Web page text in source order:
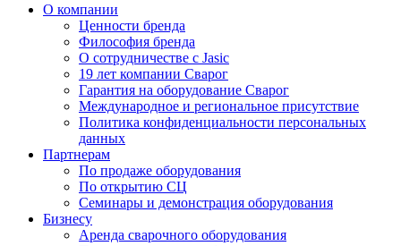
О компании
Ценности бренда
Философия бренда
О сотрудничестве с Jasic
19 лет компании Сварог
Гарантия на оборудование Сварог
Международное и региональное присутствие
Политика конфиденциальности персональных
данных
Партнерам
По продаже оборудования
По открытию СЦ
Семинары и демонстрация оборудования
Бизнесу
Аренда сварочного оборудования